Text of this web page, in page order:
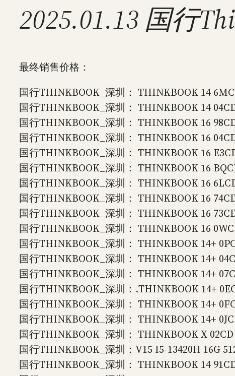
2025.01.13 国行
最终销售价格：
国行THINKBOOK_深圳： THINKBOOK 14
国行THINKBOOK_深圳： THINKBOOK 14
国行THINKBOOK_深圳： THINKBOOK 16
国行THINKBOOK_深圳： THINKBOOK 16
国行THINKBOOK_深圳： THINKBOOK 16
国行THINKBOOK_深圳： THINKBOOK 16
国行THINKBOOK_深圳： THINKBOOK 16
国行THINKBOOK_深圳： THINKBOOK 16
国行THINKBOOK_深圳： THINKBOOK 16
国行THINKBOOK_深圳： THINKBOOK 16
国行THINKBOOK_深圳： THINKBOOK 14+
国行THINKBOOK_深圳： THINKBOOK 14+
国行THINKBOOK_深圳： THINKBOOK 14+
国行THINKBOOK_深圳：.THINKBOOK 14+
国行THINKBOOK_深圳： THINKBOOK 14+
国行THINKBOOK_深圳： THINKBOOK 14+
国行THINKBOOK_深圳： THINKBOOK X
国行THINKBOOK_深圳：V15 I5-13420H 16G
国行THINKBOOK_深圳： THINKBOOK 14